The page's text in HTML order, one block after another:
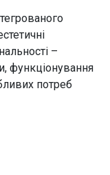
–
функціонування
потреб